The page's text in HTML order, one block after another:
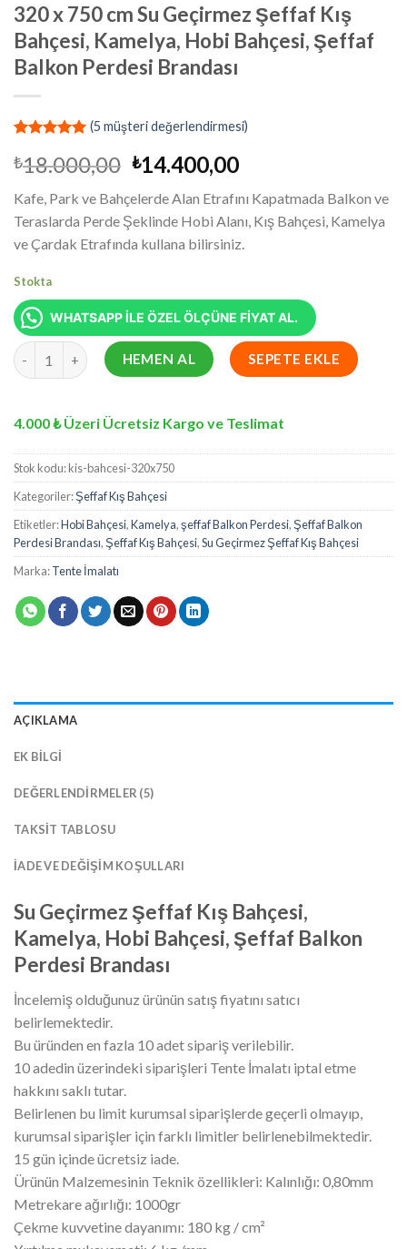
320 x 750 cm Su Geçirmez Şeffaf Kış
Bahçesi, Kamelya, Hobi Bahçesi, Şeffaf
Balkon Perdesi Brandası
puanına
dayanarak
5 üzerinden
5.00puan
aldı
(5 müşteri değerlendirmesi)
₺18.000,00 Orijinal
₺18.000,00.
₺14.400,00Şu
fiyat:
₺14.400,00.
Kafe, Park ve Bahçelerde Alan Etrafını Kapatmada Balkon ve
Teraslarda Perde Şeklinde Hobi Alanı, Kış Bahçesi, Kamelya
ve Çardak Etrafında kullana bilirsiniz.
Stokta
WHATSAPP İLE ÖZEL ÖLÇÜNE FİYAT AL.
320 x 750 cm Su Geçirmez Şeffaf Kış Bahçesi, Kamelya, Hobi
HEMEN AL SEPETE EKLE
4.000 ₺ Üzeri Ücretsiz Kargo ve Teslimat
Stok kodu:kis-bahcesi-320x750
Kategoriler:Şeffaf Kış Bahçesi
Etiketler:Hobi Bahçesi,Kamelya,şeffaf Balkon Perdesi,Şeffaf Balkon
Perdesi Brandası,Şeffaf Kış Bahçesi,Su Geçirmez Şeffaf Kış Bahçesi
Marka:Tente İmalatı
AÇIKLAMA
EK BILGI
DEĞERLENDIRMELER (5)
TAKSIT TABLOSU
İADE VE DEĞIŞIM KOŞULLARI
Su Geçirmez Şeffaf Kış Bahçesi,
Kamelya, Hobi Bahçesi, Şeffaf Balkon
Perdesi Brandası
İncelemiş olduğunuz ürünün satış fiyatını satıcı
belirlemektedir.
Bu üründen en fazla 10 adet sipariş verilebilir.
10 adedin üzerindeki siparişleri Tente İmalatı iptal etme
hakkını saklı tutar.
Belirlenen bu limit kurumsal siparişlerde geçerli olmayıp,
kurumsal siparişler için farklı limitler belirlenebilmektedir.
15 gün içinde ücretsiz iade.
Ürünün Malzemesinin Teknik özellikleri: Kalınlığı: 0,80mm
Metrekare ağırlığı: 1000gr
Çekme kuvvetine dayanımı: 180 kg / cm²